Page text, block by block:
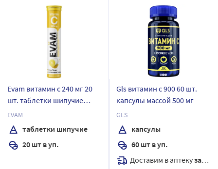
Evam витамин с 240 мг 20
шт. таблетки шипучие
массой 4,1 г
EVAM
таблетки шипучие
20 шт в уп.
Gls витамин с 900 60 шт.
капсулы массой 500 мг
GLS
капсулы
60 шт в уп.
Доставим в аптекузавтра